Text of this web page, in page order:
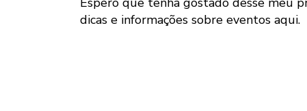
dicas e informações sobre eventos aqui.